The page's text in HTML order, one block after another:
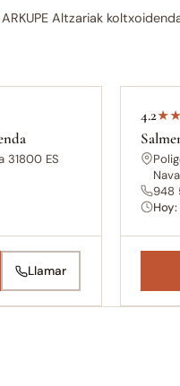
Altzariak
31800 ES
Llamar
4.2★★
948